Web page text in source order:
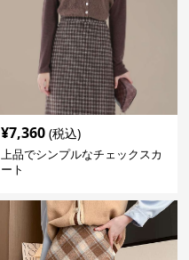
¥7,360 (税込)
上品でシンプルなチェックスカ
ート